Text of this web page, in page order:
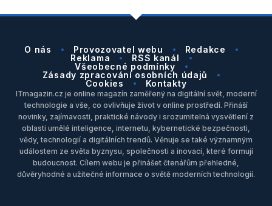
O nás Provozovatel webu
Redakce
Reklama
RSS kanál
Všeobecné podmínky
Zásady zpracování osobních údajů
Cookies
Kontakty
ITmagazin.cz je online magazín zaměřený na digitální svět, moderní
technologie a vše, co ovlivňuje život v online prostředí. Přináší
novinky, zajímavosti, praktické návody i srozumitelná vysvětlení z
oblasti umělé inteligence, internetu, kybernetické bezpečnosti,
vědy, technologií a digitálních trendů. Věnuje se také významným
událostem ze světa byznysu, společnosti a inovací, které formují
budoucnost. Cílem webu je přinášet čtenářům přehledné,
důvěryhodné a užitečné informace o světě moderních technologií.